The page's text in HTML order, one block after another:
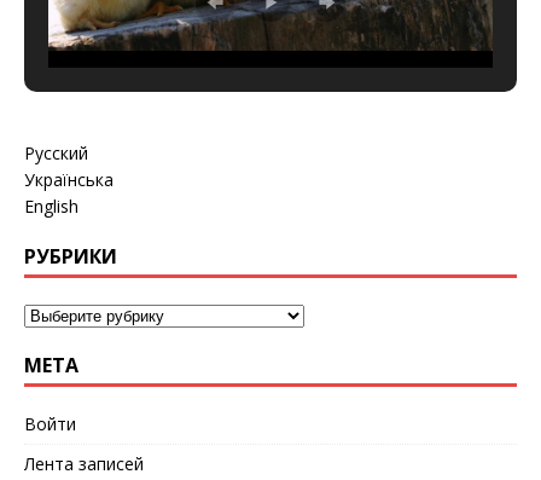
Русский
Українська
English
РУБРИКИ
МЕТА
Войти
Лента записей